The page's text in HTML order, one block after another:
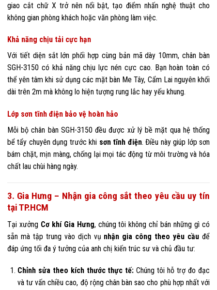
giao cắt chữ X trở nên nổi bật, tạo điểm nhấn nghệ thuật cho
không gian phòng khách hoặc văn phòng làm việc.
Khả năng chịu tải cực hạn
Với tiết diện sắt lớn phối hợp cùng bản mã dày 10mm, chân bàn
SGH-3150 có khả năng chịu lực nén cực cao. Bạn hoàn toàn có
thể yên tâm khi sử dụng các mặt bàn Me Tây, Cẩm Lai nguyên khối
dài trên 2m mà không lo hiện tượng rung lắc hay yếu khung.
Lớp sơn tĩnh điện bảo vệ hoàn hảo
Mỗi bộ chân bàn SGH-3150 đều được xử lý bề mặt qua hệ thống
bể tẩy chuyên dụng trước khi sơn tĩnh điện. Điều này giúp lớp sơn
bám chặt, mịn màng, chống lại mọi tác động từ môi trường và hóa
chất lau chùi hàng ngày.
3. Gia Hưng – Nhận gia công sắt theo yêu cầu uy tín
tại TP.HCM
Tại xưởng Cơ khí Gia Hưng, chúng tôi không chỉ bán những gì có
sẵn mà tập trung vào dịch vụ nhận gia công theo yêu cầu để
đáp ứng tối đa ý tưởng của anh chị kiến trúc sư và chủ đầu tư:
Chỉnh sửa theo kích thước thực tế: Chúng tôi hỗ trợ đo đạc
và tư vấn chiều cao, độ rộng chân bàn sao cho phù hợp nhất với